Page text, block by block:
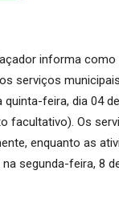
informa como
serviços
quinta-feira, dia 04
facultativo). Os
enquanto as
segunda-feira, 8